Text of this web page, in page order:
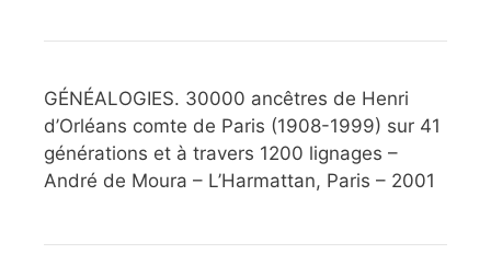
GÉNÉALOGIES. 30000 ancêtres de Henri
d’Orléans comte de Paris (1908-1999) sur 41
générations et à travers 1200 lignages –
André de Moura – L’Harmattan, Paris – 2001